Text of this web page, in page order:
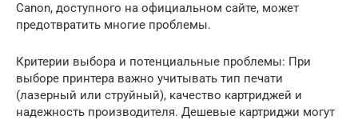
Canon, доступного на официальном сайте, может
предотвратить многие проблемы.
Критерии выбора и потенциальные проблемы: При
выборе принтера важно учитывать тип печати
(лазерный или струйный), качество картриджей и
надежность производителя. Дешевые картриджи могут